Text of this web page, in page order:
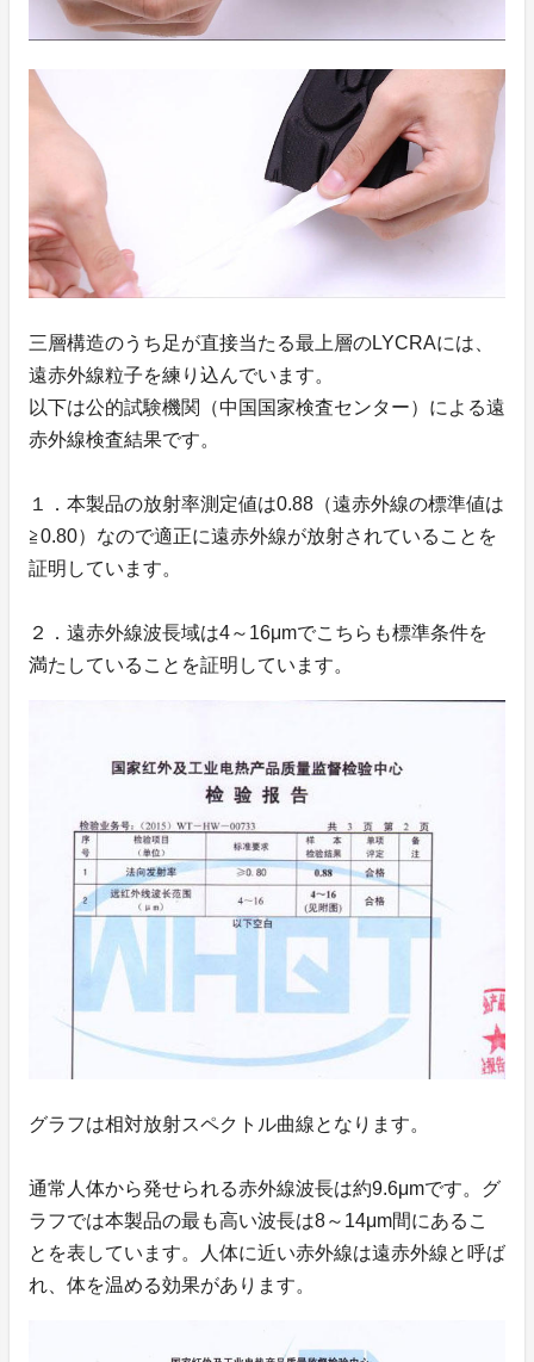
三層構造のうち足が直接当たる最上層のLYCRAには、
遠赤外線粒子を練り込んでいます。
以下は公的試験機関（中国国家検査センター）による遠
赤外線検査結果です。
１．本製品の放射率測定値は0.88（遠赤外線の標準値は
≧0.80）なので適正に遠赤外線が放射されていることを
証明しています。
２．遠赤外線波長域は4～16μmでこちらも標準条件を
満たしていることを証明しています。
グラフは相対放射スペクトル曲線となります。
通常人体から発せられる赤外線波長は約9.6μmです。グ
ラフでは本製品の最も高い波長は8～14μm間にあるこ
とを表しています。人体に近い赤外線は遠赤外線と呼ば
れ、体を温める効果があります。